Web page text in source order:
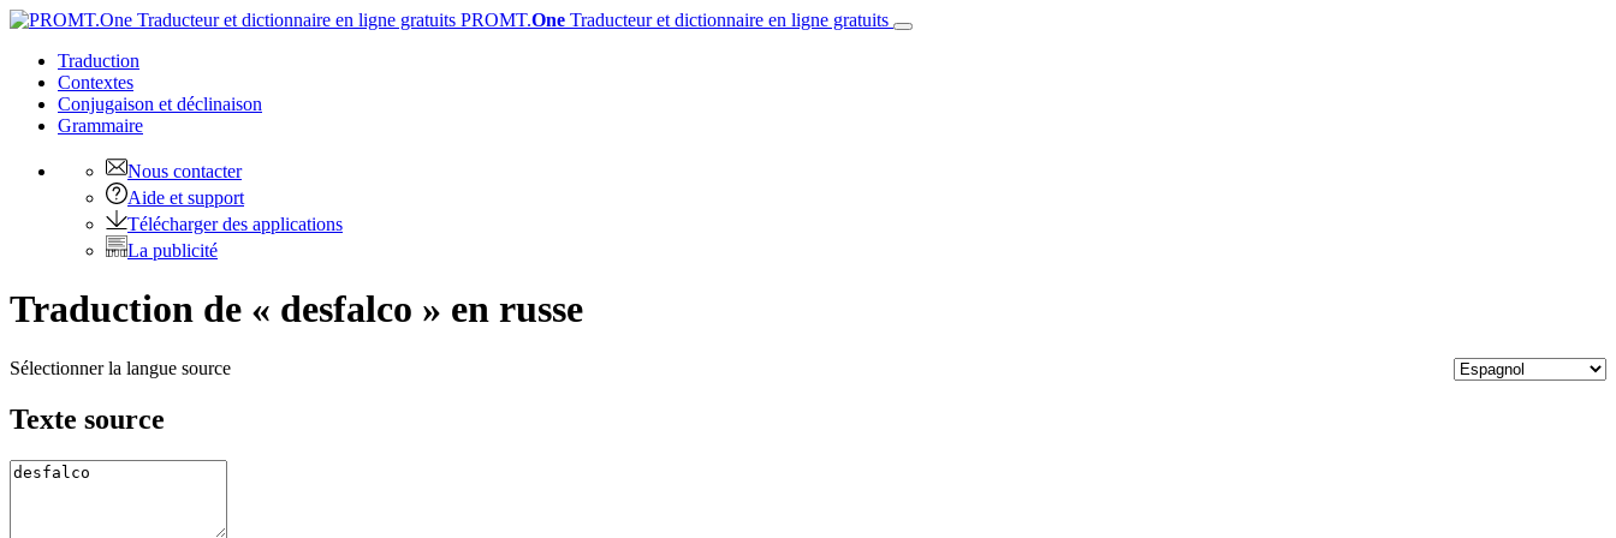
PROMT.One Traducteur et dictionnaire en ligne gratuits
Traduction
Contextes
Conjugaison et déclinaison
Grammaire
Nous contacter
Aide et support
Télécharger des applications
La publicité
Traduction de « desfalco » en russe
Sélectionner la langue source
Texte source